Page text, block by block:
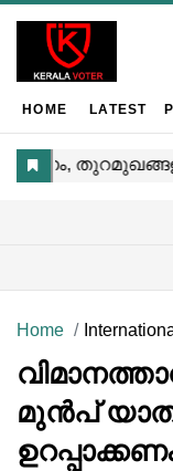
HOME LATEST
Home
മുൻപ്